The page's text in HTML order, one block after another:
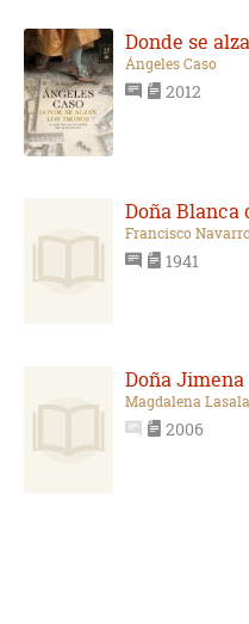
Donde se
Ángeles Caso
2012
Doña Blanca
Francisco
1941
Doña Jimena
Magdalena Lasala
2006